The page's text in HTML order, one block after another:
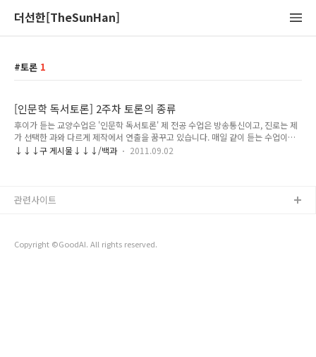
더선한[TheSunHan]
토론 1
[인문학 독서토론] 2주차 토론의 종류
후이가 듣는 교양수업은 '인문학 독서토론' 제 전공 수업은 방송통신이고, 진로는 제
가 선택한 과와 다르게 제작에서 연출을 꿈꾸고 있습니다. 매일 같이 듣는 수업이라
고는 방송과 통신을 배우는데 교양 수업마저도 같은 분야를 듣기 싫었기에, 인문학
떠한 문제나 사안에 대해 논증적으로 풀어 말하는 양식. (논증적 말하기, 집단 말하기
↓↓↓구 게시물↓↓↓/백과 2011.09.02
Copyright ©GoodAI. All rights reserved.
관련사이트